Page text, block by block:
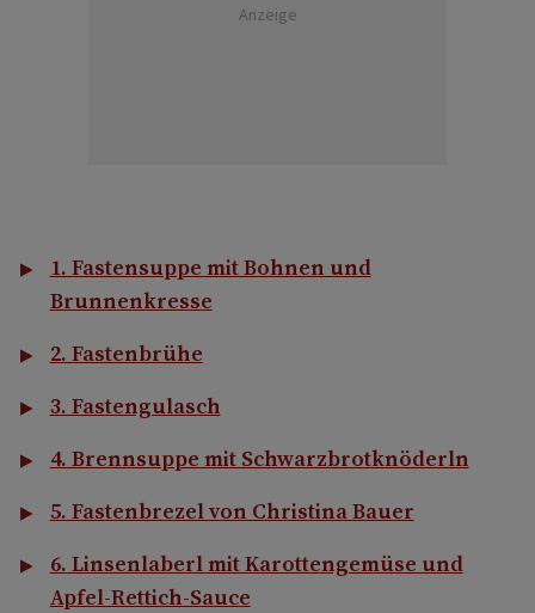
Anzeige
1. Fastensuppe mit Bohnen und
Brunnenkresse
2. Fastenbrühe
3. Fastengulasch
4. Brennsuppe mit Schwarzbrotknöderln
5. Fastenbrezel von Christina Bauer
6. Linsenlaberl mit Karottengemüse und
Apfel-Rettich-Sauce